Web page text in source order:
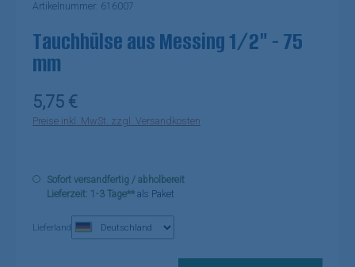
Artikelnummer: 616007
Tauchhülse aus Messing 1/2" - 75
mm
Regulärer Preis:
5,75 €
Preise inkl. MwSt. zzgl. Versandkosten
Sofort versandfertig / abholbereit
Lieferzeit: 1-3 Tage** als Paket
Lieferland